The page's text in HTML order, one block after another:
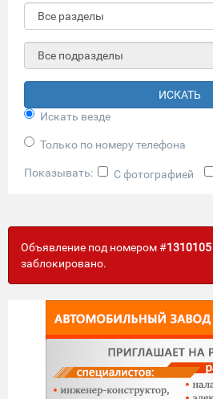
ИСКАТЬ
Искать везде
Только по номеру телефона
Показывать: С фотографией
Объявление под номером #1310105
заблокировано.